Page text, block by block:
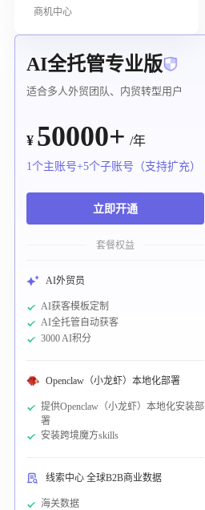
商机中心
AI全托管专业版
适合多人外贸团队、内贸转型用户
¥ 50000+ /年
1个主账号+5个子账号（支持扩充）
立即开通
套餐权益
AI外贸员
AI获客模板定制
AI全托管自动获客
3000 AI积分
Openclaw（小龙虾）本地化部署
提供Openclaw（小龙虾）本地化安装部
署
安装跨境魔方skills
线索中心 全球B2B商业数据
海关数据